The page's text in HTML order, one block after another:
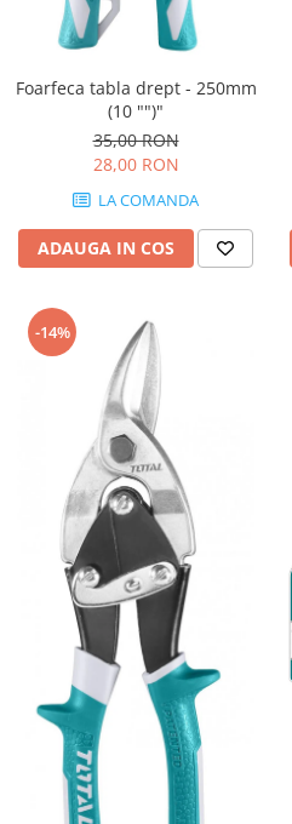
Foarfeca tabla drept - 250mm
(10 "")"
35,00 RON
28,00 RON
LA COMANDA
ADAUGA IN COS
-14%